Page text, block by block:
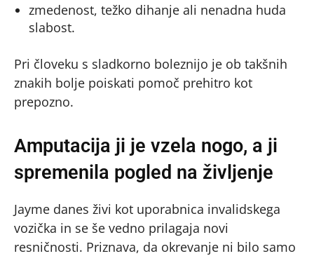
zmedenost, težko dihanje ali nenadna huda
slabost.
Pri človeku s sladkorno boleznijo je ob takšnih
znakih bolje poiskati pomoč prehitro kot
prepozno.
Amputacija ji je vzela nogo, a ji
spremenila pogled na življenje
Jayme danes živi kot uporabnica invalidskega
vozička in se še vedno prilagaja novi
resničnosti. Priznava, da okrevanje ni bilo samo